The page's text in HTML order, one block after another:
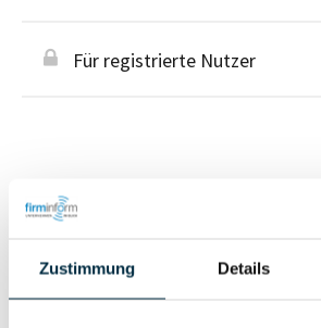
Zustimmung Details
Für registrierte Nutzer